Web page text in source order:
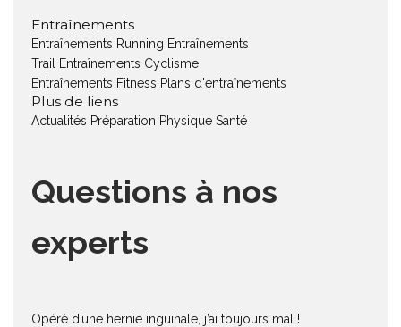
Entraînements
Entraînements Running Entraînements
Trail
Entraînements Cyclisme
Entraînements Fitness Plans d'entraînements
Plus de liens
Actualités Préparation Physique Santé
Questions à nos
experts
Opéré d’une hernie inguinale, j’ai toujours mal !